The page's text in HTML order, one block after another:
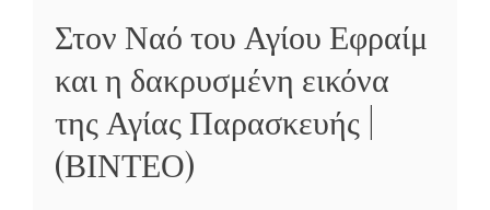
Στον Ναό του Αγίου Εφραίμ
και η δακρυσμένη εικόνα
της Αγίας Παρασκευής |
(ΒΙΝΤΕΟ)